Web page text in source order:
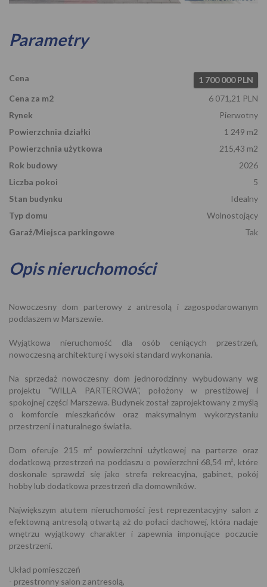
Parametry
Cena
1 700 000 PLN
Cena za m2
6 071,21 PLN
Rynek
Pierwotny
Powierzchnia działki
1 249 m2
Powierzchnia użytkowa
215,43 m2
Rok budowy
2026
Liczba pokoi
5
Stan budynku
Idealny
Typ domu
Wolnostojący
Garaż/Miejsca parkingowe
Tak
Opis nieruchomości
Nowoczesny dom parterowy z antresolą i zagospodarowanym
poddaszem w Marszewie.
Wyjątkowa nieruchomość dla osób ceniących przestrzeń,
nowoczesną architekturę i wysoki standard wykonania.
Na sprzedaż nowoczesny dom jednorodzinny wybudowany wg
projektu "WILLA PARTEROWA", położony w prestiżowej i
spokojnej części Marszewa. Budynek został zaprojektowany z myślą
o komforcie mieszkańców oraz maksymalnym wykorzystaniu
przestrzeni i naturalnego światła.
Dom oferuje 215 m² powierzchni użytkowej na parterze oraz
dodatkową przestrzeń na poddaszu o powierzchni 68,54 m², które
doskonale sprawdzi się jako strefa rekreacyjna, gabinet, pokój
hobby lub dodatkowa przestrzeń dla domowników.
Największym atutem nieruchomości jest reprezentacyjny salon z
efektowną antresolą otwartą aż do połaci dachowej, która nadaje
wnętrzu wyjątkowy charakter i zapewnia imponujące poczucie
przestrzeni.
Układ pomieszczeń
- przestronny salon z antresolą,